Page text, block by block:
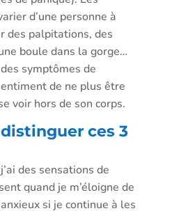
d’une personne à
des palpitations, des
boule dans la gorge…
symptômes de
de ne plus être
voir hors de son corps.
ces 3
des sensations de
quand je m’éloigne de
si je continue à les